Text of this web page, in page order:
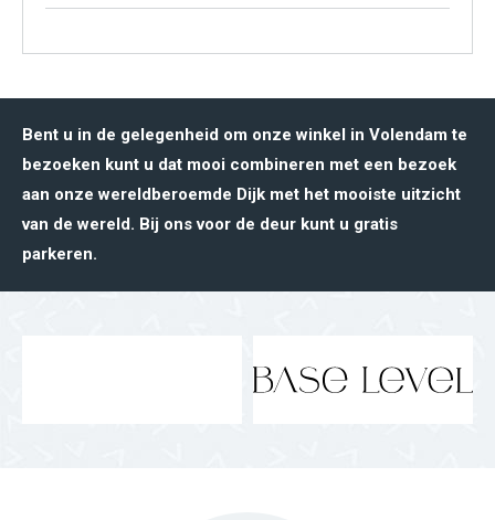
Bent u in de gelegenheid om onze winkel in Volendam te
bezoeken kunt u dat mooi combineren met een bezoek
aan onze wereldberoemde Dijk met het mooiste uitzicht
van de wereld. Bij ons voor de deur kunt u gratis
parkeren.